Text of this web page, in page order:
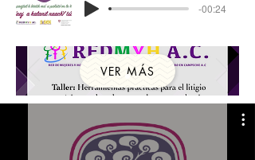
-00:24
VER MÁS